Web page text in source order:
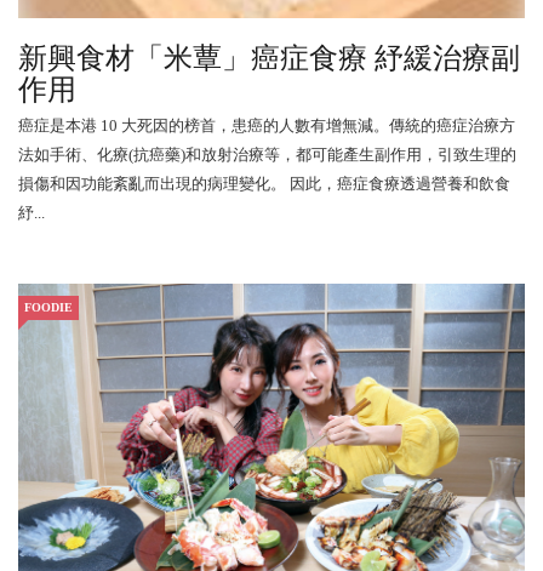
新興食材「米蕈」癌症食療 紓緩治療副
作用
癌症是本港 10 大死因的榜首，患癌的人數有增無減。傳統的癌症治療方
法如手術、化療(抗癌藥)和放射治療等，都可能產生副作用，引致生理的
損傷和因功能紊亂而出現的病理變化。 因此，癌症食療透過營養和飲食
紓...
FOODIE